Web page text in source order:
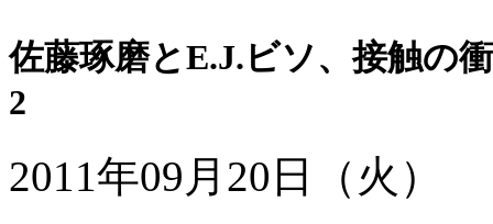
佐藤琢磨とE.J.ビソ、接触の
2
2011年09月20日（火）